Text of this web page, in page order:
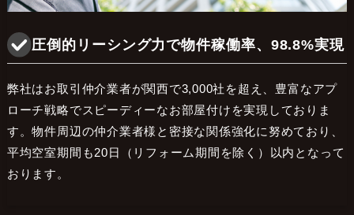
圧倒的リーシング力で物件稼働率、98.8%実現
弊社はお取引仲介業者が関西で3,000社を超え、豊富なアプ
ローチ戦略でスピーディーなお部屋付けを実現しておりま
す。物件周辺の仲介業者様と密接な関係強化に努めており、
平均空室期間も20日（リフォーム期間を除く）以内となって
おります。